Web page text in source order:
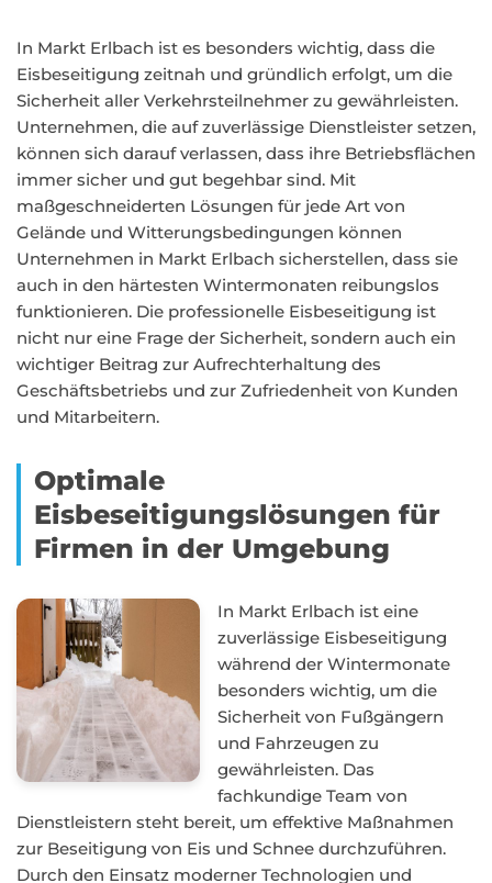
In Markt Erlbach ist es besonders wichtig, dass die
Eisbeseitigung zeitnah und gründlich erfolgt, um die
Sicherheit aller Verkehrsteilnehmer zu gewährleisten.
Unternehmen, die auf zuverlässige Dienstleister setzen,
können sich darauf verlassen, dass ihre Betriebsflächen
immer sicher und gut begehbar sind. Mit
maßgeschneiderten Lösungen für jede Art von
Gelände und Witterungsbedingungen können
Unternehmen in Markt Erlbach sicherstellen, dass sie
auch in den härtesten Wintermonaten reibungslos
funktionieren. Die professionelle Eisbeseitigung ist
nicht nur eine Frage der Sicherheit, sondern auch ein
wichtiger Beitrag zur Aufrechterhaltung des
Geschäftsbetriebs und zur Zufriedenheit von Kunden
und Mitarbeitern.
Optimale
Eisbeseitigungslösungen für
Firmen in der Umgebung
In Markt Erlbach ist eine
zuverlässige Eisbeseitigung
während der Wintermonate
besonders wichtig, um die
Sicherheit von Fußgängern
und Fahrzeugen zu
gewährleisten. Das
fachkundige Team von
Dienstleistern steht bereit, um effektive Maßnahmen
zur Beseitigung von Eis und Schnee durchzuführen.
Durch den Einsatz moderner Technologien und